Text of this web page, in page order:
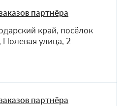
партнёра
край, посёлок
улица, 2
партнёра